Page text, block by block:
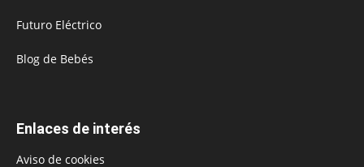
Futuro Eléctrico
Blog de Bebés
Enlaces de interés
Aviso de cookies